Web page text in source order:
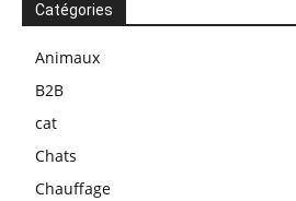
Catégories
Animaux
B2B
cat
Chats
Chauffage